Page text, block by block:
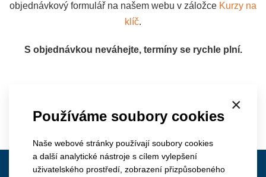
×
Používáme soubory cookies
Naše webové stránky používají soubory cookies
a další analytické nástroje s cílem vylepšení
uživatelského prostředí, zobrazení přizpůsobeného
objednávkový formulář na našem webu v záložce Kurzy na
klíč.
S objednávkou neváhejte, termíny se rychle plní.
Zpět na výpis aktualit